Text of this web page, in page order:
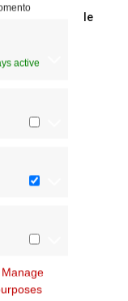
active
Manage
del cardinale